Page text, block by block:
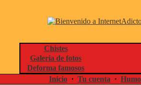
Chistes
Galeria de fotos
Deforma famosos
Inicio · Tu cuenta ·